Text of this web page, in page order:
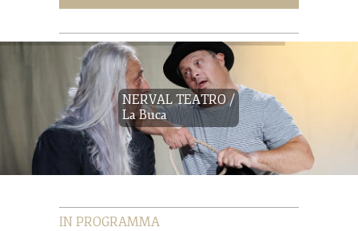
NERVAL TEATRO /
La Buca
IN PROGRAMMA